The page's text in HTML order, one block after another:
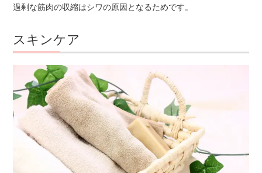
過剰な筋肉の収縮はシワの原因となるためです。
スキンケア